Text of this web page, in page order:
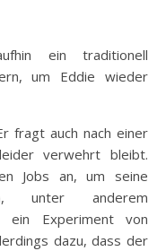
ein traditionell
um Eddie wieder
fragt auch nach einer
verwehrt bleibt.
Jobs an, um seine
unter anderem
ein Experiment von
dazu, dass der